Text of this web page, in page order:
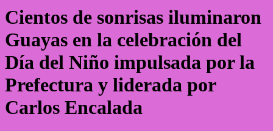
Cientos de sonrisas iluminaron
Guayas en la celebración del
Día del Niño impulsada por la
Prefectura y liderada por
Carlos Encalada